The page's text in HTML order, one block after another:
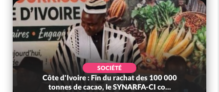
SOCIÉTÉ
Côte d'Ivoire : Fin du rachat des 100 000
tonnes de cacao, le SYNARFA-CI co...